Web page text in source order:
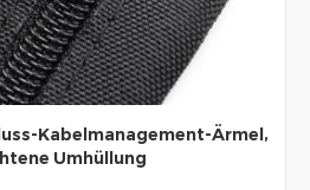
Kabelmanagement-Ärmel,
Umhüllung